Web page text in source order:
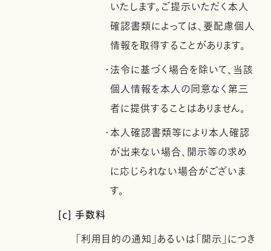
いたします。ご提示いただく本人
確認書類によっては、要配慮個人
情報を取得することがあります。
・法令に基づく場合を除いて、当該
個人情報を本人の同意なく第三
者に提供することはありません。
・本人確認書類等により本人確認
が出来ない場合、開示等の求め
に応じられない場合がございま
す。
[c] 手数料
「利用目的の通知」あるいは「開示」につき